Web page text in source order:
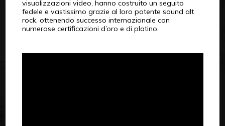
visualizzazioni video, hanno costruito un seguito
fedele e vastissimo grazie al loro potente sound alt
rock, ottenendo successo internazionale con
numerose certificazioni d’oro e di platino.